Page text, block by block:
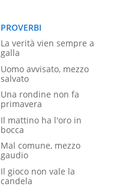
PROVERBI
La verità vien sempre a
galla
Uomo avvisato, mezzo
salvato
Una rondine non fa
primavera
Il mattino ha l'oro in
bocca
Mal comune, mezzo
gaudio
Il gioco non vale la
candela